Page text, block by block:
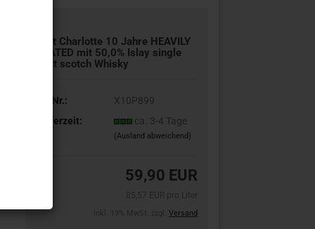
Port Char­lot­te 10 Jahre HEA­VI­LY
PEA­TED mit 50,0% Islay sin­gle
Malt scotch Whis­ky
Art.Nr.:
X10P899
Lieferzeit:
ca. 3-4 Tage
(Ausland abweichend)
59,90 EUR
Versand